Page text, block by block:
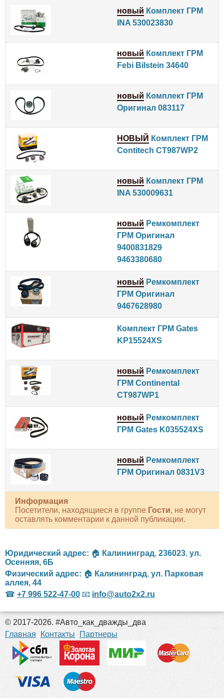
новый Комплект ГРМ
INA 530023830
новый Комплект ГРМ
Febi Bilstein 34640
новый Комплект ГРМ
Оригинал 083117
НОВЫЙ Комплект ГРМ
Contitech CT987WP2
новый Комплект ГРМ
INA 530009631
новый Ремкомплект
ГРМ Оригинал
9400831829
9463380680
новый Ремкомплект
ГРМ Оригинал
9467628980
Комплект ГРМ Gates
KP15524XS
новый Ремкомплект
ГРМ Continental
CT987WP1
новый Ремкомплект
ГРМ Gates K035524XS
новый Ремкомплект
ГРМ Оригинал 0831V3
Информация
Посетители, находящиеся в группе Гости, не могут
оставлять комментарии к данной публикации.
Юридический адрес: 🏠 Калининград, 236023, ул.
Осенняя, 6Б
Физический адрес: 🏠 Калининград, ул. Парковая
аллея, 44
☎ +7 996 522-47-00 📧 info@auto2x2.ru
© 2017-2026. #Авто_как_дважды_два
Главная
Контакты Партнеры